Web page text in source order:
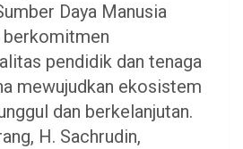
Daya Manusia
pendidik dan tenaga
mewujudkan ekosistem
dan berkelanjutan.
H. Sachrudin,